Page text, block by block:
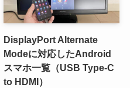
DisplayPort Alternate
Modeに対応したAndroid
スマホ一覧（USB Type-C
to HDMI）